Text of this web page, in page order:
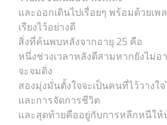
และออกเดินไปเรื่อยๆ พร้อมด้วยเ
เรียงไว้อย่างดี
สิ่งที่ค้นพบหลังจากอายุ 25 คือ
หนึ่งช่วงเวลาหลังตีสามหากยังไม่
จะจมดิ่ง
สองมุ่งมั่นตั้งใจจะเป็นคนที่ไว้วางใ
และการจัดการชีวิต
และสุดท้ายคืออยู่กับการหลีกหนีให้